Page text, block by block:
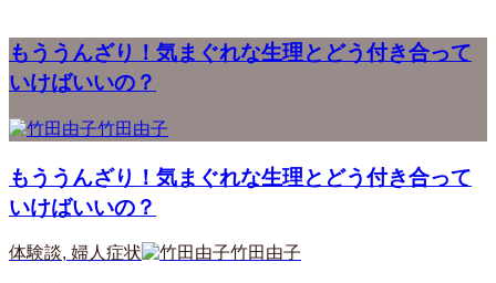
もううんざり！気まぐれな生理とどう付き合って
いけばいいの？
竹田由子
もううんざり！気まぐれな生理とどう付き合って
いけばいいの？
体験談, 婦人症状 竹田由子